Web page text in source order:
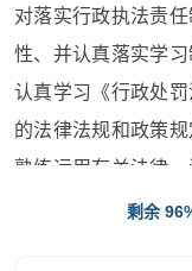
对落实行政执法责
性、并认真落实学
认真学习《行政处
的法律法规和政策
熟练运用有关法律
行政的能力。同时
剩余